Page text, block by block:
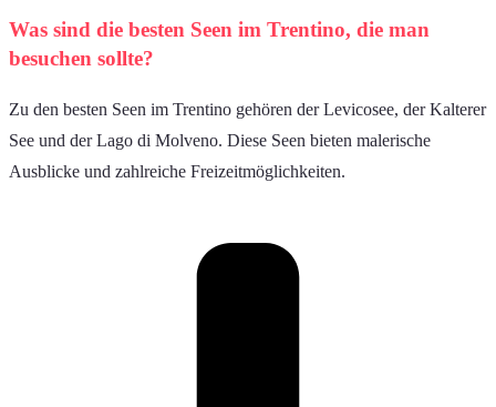
Was sind die besten Seen im Trentino, die man
besuchen sollte?
Zu den besten Seen im Trentino gehören der Levicosee, der Kalterer
See und der Lago di Molveno. Diese Seen bieten malerische
Ausblicke und zahlreiche Freizeitmöglichkeiten.